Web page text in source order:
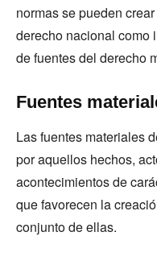
normas se pueden
derecho nacional como
de fuentes del derecho
Fuentes
Las fuentes materiales
por aquellos hechos,
acontecimientos de
que favorecen la
conjunto de ellas.